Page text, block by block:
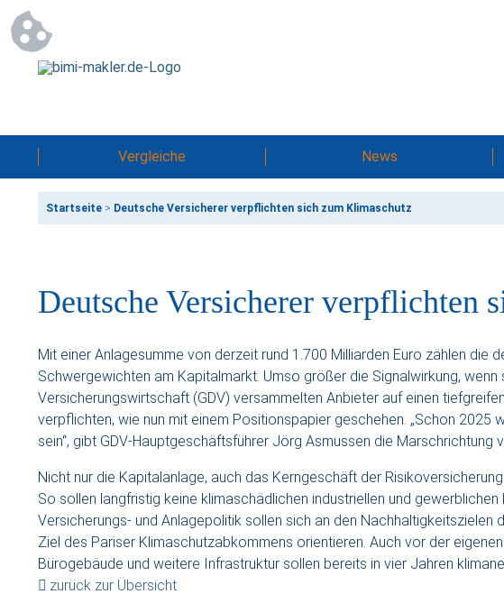
Vergleiche News
Startseite > Deutsche Versicherer verpflichten sich zum Klimaschutz
Deutsche Versicherer verpflichten
Mit einer Anlagesumme von derzeit rund 1.700 Milliarden Euro zählen die
Schwergewichten am Kapitalmarkt. Umso größer die Signalwirkung,
Versicherungswirtschaft (GDV) versammelten Anbieter auf einen
verpflichten, wie nun mit einem Positionspapier geschehen. „Schon 2025
sein“, gibt GDV-Hauptgeschäftsführer Jörg Asmussen die Marschrichtung
Nicht nur die Kapitalanlage, auch das Kerngeschäft der
So sollen langfristig keine klimaschädlichen industriellen und
Versicherungs- und Anlagepolitik sollen sich an den Nachhaltigkeitszielen
Ziel des Pariser Klimaschutzabkommens orientieren. Auch vor der
Bürogebäude und weitere Infrastruktur sollen bereits in vier Jahren
zurück zur Übersicht